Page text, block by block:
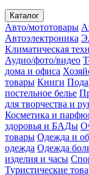
Каталог
Авто/мототовары
Автоэлектроника
Климатическая
Аудио/фото/видео
дома и офиса
товары Книги
постельное белье
для творчества и
Косметика и
здоровья и БАДы
товары Одежда и
одежда Одежда
изделия и часы
Туристические